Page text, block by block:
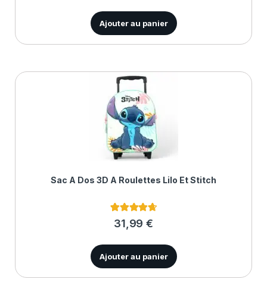
notations
Ajouter au panier
Sac À Dos 3D À Roulettes Lilo Et Stitch
Noté4.75
sur 5
notations
31,99€
Ajouter au panier